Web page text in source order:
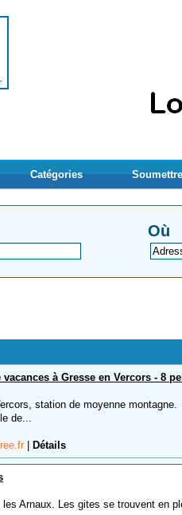
Catégories
Où
vacances à Gresse en Vercors - 8
station de moyenne montagne.
de...
Détails
les Arnaux. Les gites se trouvent en